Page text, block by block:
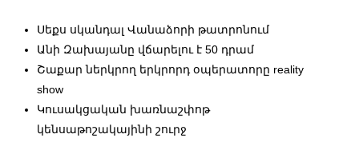
Սեքս սկանդալ Վանաձորի թատրոնում
Անի Զախայանը վճարելու է 50 դրամ
Շաքար ներկրող երկրորդ օպերատորը reality
show
Կուսակցական խառնաշփոթ
կենսաթոշակայինի շուրջ